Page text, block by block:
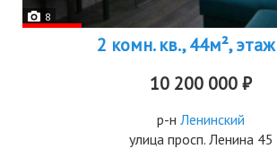
8
2 комн. кв., 44м²,
10 200 000 ₽
р-н Ленинский
улица просп. Ленина 45